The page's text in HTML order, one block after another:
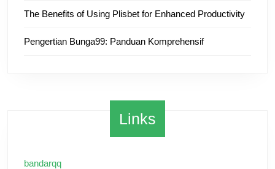
The Benefits of Using Plisbet for Enhanced Productivity
Pengertian Bunga99: Panduan Komprehensif
Links
bandarqq